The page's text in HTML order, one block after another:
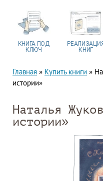
КНИГА ПОД
КЛЮЧ
КНИГ
Главная » Купить книги »
истории»
Наталья
истории»